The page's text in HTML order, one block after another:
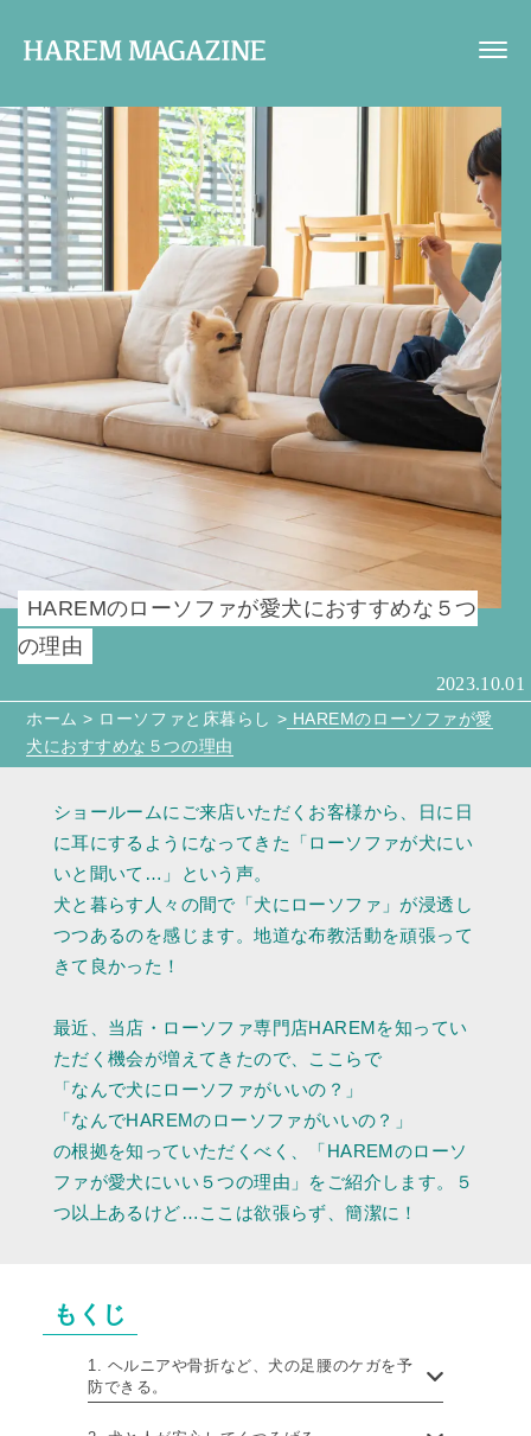
HAREMのローソファが愛犬におすすめな５つ
の理由
2023.10.01
ホーム > ローソファと床暮らし > HAREMのローソファが愛
犬におすすめな５つの理由
ショールームにご来店いただくお客様から、日に日
に耳にするようになってきた「ローソファが犬にい
いと聞いて…」という声。
犬と暮らす人々の間で「犬にローソファ」が浸透し
つつあるのを感じます。地道な布教活動を頑張って
きて良かった！
最近、当店・ローソファ専門店HAREMを知ってい
ただく機会が増えてきたので、ここらで
「なんで犬にローソファがいいの？」
「なんでHAREMのローソファがいいの？」
の根拠を知っていただくべく、「HAREMのローソ
ファが愛犬にいい５つの理由」をご紹介します。５
つ以上あるけど…ここは欲張らず、簡潔に！
もくじ
1. ヘルニアや骨折など、犬の足腰のケガを予
防できる。